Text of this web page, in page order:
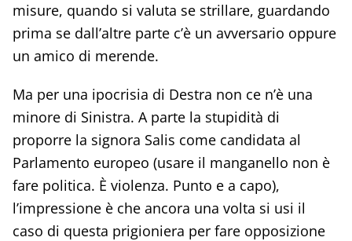
misure, quando si valuta se strillare, guardando
prima se dall’altre parte c’è un avversario oppure
un amico di merende.
Ma per una ipocrisia di Destra non ce n’è una
minore di Sinistra. A parte la stupidità di
proporre la signora Salis come candidata al
Parlamento europeo (usare il manganello non è
fare politica. È violenza. Punto e a capo),
l’impressione è che ancora una volta si usi il
caso di questa prigioniera per fare opposizione